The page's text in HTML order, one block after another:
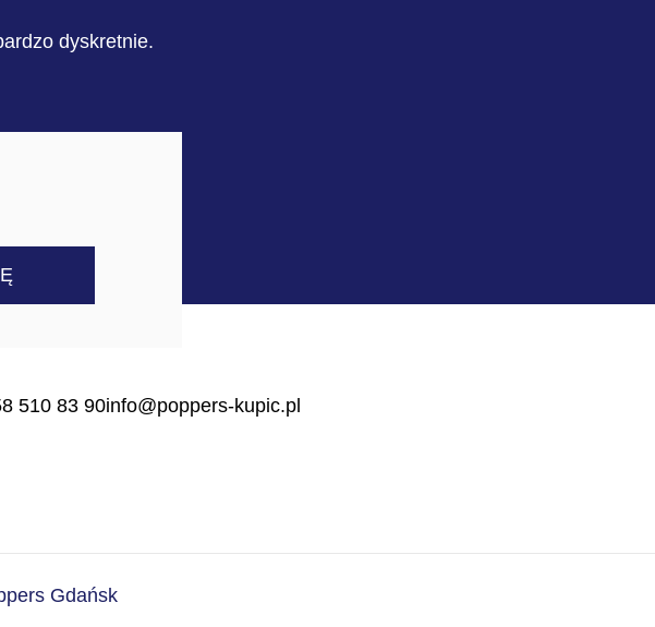
dyskretnie.
510 83 90info@poppers-kupic.pl
Gdańsk